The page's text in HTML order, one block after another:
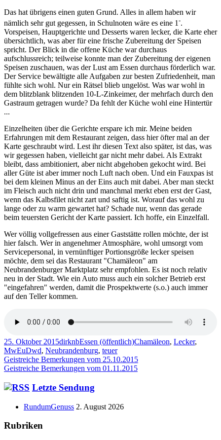
Das hat übrigens einen guten Grund. Alles in allem haben wir
nämlich sehr gut gegessen, in Schulnoten wäre es eine 1 -.
Vorspeisen, Hauptgerichte und Desserts waren lecker, die Karte eher
übersichtlich, was aber für eine frische Zubereitung der Speisen
spricht. Der Blick in die offene Küche war durchaus
aufschlussreich; teilweise konnte man der Zubereitung der eigenen
Speisen zuschauen, was der Lust am Essen durchaus förderlich war.
Der Service bewältigte alle Aufgaben zur besten Zufriedenheit, man
fühlte sich wohl. Nur ein Rätsel blieb ungelöst. Was war wohl in
dem blitzblank blitzenden 10-L-Zinkeimer, der mehrfach durch den
Gastraum getragen wurde? Da fehlt der Küche wohl eine Hintertür
...
Einzelheiten über die Gerichte erspare ich mir. Meine beiden
Erfahrungen mit dem Restaurant zeigen, dass hier öfter mal an der
Karte geschraubt wird. Lest ihr diesen Text also später, ist das, was
wir gegessen haben, vielleicht gar nicht mehr dabei. Als Extrakt
bleibt, dass ambitioniert, aber nicht abgehoben gekocht wird. Bei
aller Güte ist aber immer noch Luft nach oben. Und ein Fauxpas ist
bei dem kleinen Minus an der Eins auch mit dabei. Aber man steckt
im Fleisch auch nicht drin und manchmal merkt eben erst der Gast,
wenn das Kalbsfilet nicht zart und saftig ist. Worauf das wohl zu
lange oder zu warm gewartet hat? Schade nur, wenn das gerade
beim teuersten Gericht der Karte passiert. Ich hoffe, ein Einzelfall.
Wer völlig vollgefressen aus einer Gaststätte rollen möchte, der ist
hier falsch. Wer in angenehmer Atmosphäre, wohl umsorgt vom
Servicepersonal, in vernünftiger Portionsgröße lecker speisen
möchte, dem sei das Restaurant "Chamäleon" am
Neubrandenburger Marktplatz sehr empfohlen. Es ist noch relativ
neu in der Stadt. Wie ein Auto muss auch ein solcher Betrieb erst
"eingefahren" werden, damit die Prospektwerte (s.o.) auch immer
auf den Teller kommen.
Veröffentlicht
am
25. Oktober 2015Autor
dirknbKategorien
Essen (öffentlich)Schlagwörter
Chamäleon, Lecker,
MwEuDwd, Neubrandenburg, teuer
Beitragsnavigation
Vorheriger
Beitrag:
Geistreiche Bemerkungen vom 25.10.2015
Nächster
Geistreiche Bemerkungen vom 01.11.2015
Haupt-
Seitenleiste
Letzte Sendung
RundumGenuss 2. August 2026
Rubriken